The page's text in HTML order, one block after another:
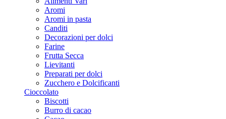
Aromi
Aromi in pasta
Canditi
Decorazioni per dolci
Farine
Frutta Secca
Lievitanti
Preparati per dolci
Zucchero e Dolcificanti
Cioccolato
Biscotti
Burro di cacao